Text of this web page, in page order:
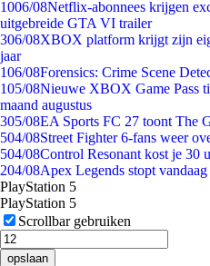
1006/08Netflix-abonnees krijgen
uitgebreide GTA VI trailer
306/08XBOX platform krijgt zijn
jaar
106/08Forensics: Crime Scene
105/08Nieuwe XBOX Game Pass
maand augustus
305/08EA Sports FC 27 toont The
504/08Street Fighter 6-fans weer
504/08Control Resonant kost je 30
204/08Apex Legends stopt
PlayStation 5
PlayStation 5
Scrollbar gebruiken
opslaan